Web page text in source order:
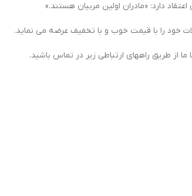
دارد: «مادران اولین مربیان هستند.»
خود را با قیمت خوب و با تخفیف عرضه می نماید.
از طریق راههای ارتباطی زیر در تماس باشید.